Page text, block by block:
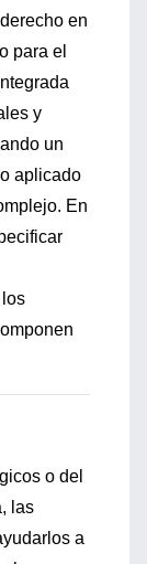
en
para el
y
un
aplicado
En
o del
las
a